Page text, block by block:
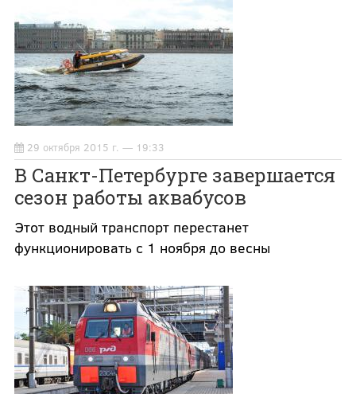
29 октября 2015 г. — 19:33
В Санкт-Петербурге завершается
сезон работы аквабусов
Этот водный транспорт перестанет
функционировать с 1 ноября до весны